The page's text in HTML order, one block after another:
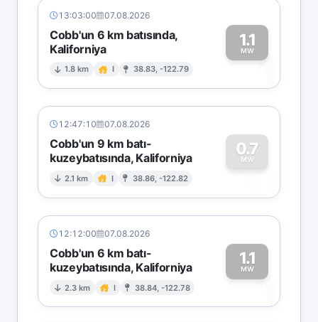
13:03:00 07.08.2026
Cobb'un 6 km batısında,
Kaliforniya
1.8 km I 38.83, -122.79
1.1
MW1
12:47:10 07.08.2026
Cobb'un 9 km batı-
kuzeybatısında, Kaliforniya
2.1 km I 38.86, -122.82
0.7
MW
0
12:12:00 07.08.2026
Cobb'un 6 km batı-
kuzeybatısında, Kaliforniya
2.3 km I 38.84, -122.78
1.1
MW1